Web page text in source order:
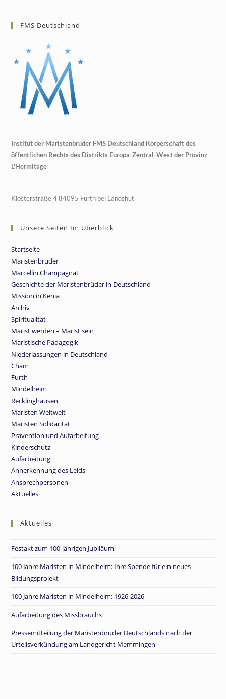
FMS Deutschland
Institut der Maristenbrüder FMS Deutschland Körperschaft des
öffentlichen Rechts des Distrikts Europa-Zentral-West der Provinz
L'Hermitage
Klosterstraße 4 84095 Furth bei Landshut
Unsere Seiten Im Überblick
Startseite
Maristenbrüder
Marcellin Champagnat
Geschichte der Maristenbrüder in Deutschland
Mission in Kenia
Archiv
Spiritualität
Marist werden – Marist sein
Maristische Pädagogik
Niederlassungen in Deutschland
Cham
Furth
Mindelheim
Recklinghausen
Maristen Weltweit
Maristen Solidarität
Prävention und Aufarbeitung
Kinderschutz
Aufarbeitung
Annerkennung des Leids
Ansprechpersonen
Aktuelles
Aktuelles
Festakt zum 100-jährigen Jubiläum
100 Jahre Maristen in Mindelheim: Ihre Spende für ein neues
Bildungsprojekt
100 Jahre Maristen in Mindelheim: 1926-2026
Aufarbeitung des Missbrauchs
Pressemitteilung der Maristenbrüder Deutschlands nach der
Urteilsverkündung am Landgericht Memmingen